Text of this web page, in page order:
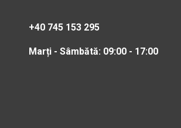
+40 745 153 295
Marți - Sâmbătă: 09:00 - 17:00